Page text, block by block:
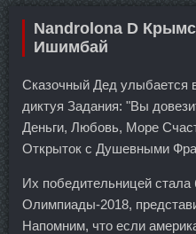
Nandrolona D
Ишимбай
Сказочный Дед улыбается
диктуя Задания: "Вы
Деньги, Любовь, Море
Открыток с Душевными
Их победительницей стала
Олимпиады-2018,
Напомним, что если